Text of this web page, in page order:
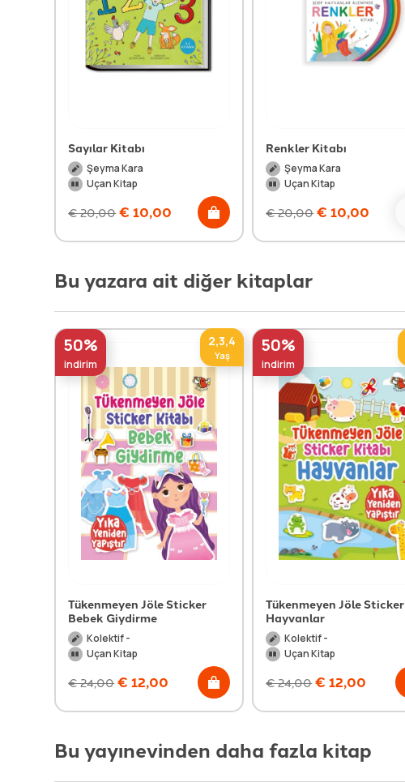
Sayılar Kitabı
Şeyma Kara
Uçan Kitap
€20,00 € 10,00
Renkler Kitabı
Şeyma Kara
Uçan Kitap
€20,00 € 10,00
Bu yazara ait diğer kitaplar
50%
indirim
2,3,4
Yaş
Tükenmeyen Jöle Sticker
Bebek Giydirme
Kolektif -
Uçan Kitap
€24,00 € 12,00
50%
indirim
Tükenmeyen Jöle Sticker
Hayvanlar
Kolektif -
Uçan Kitap
€24,00 € 12,00
Bu yayınevinden daha fazla kitap